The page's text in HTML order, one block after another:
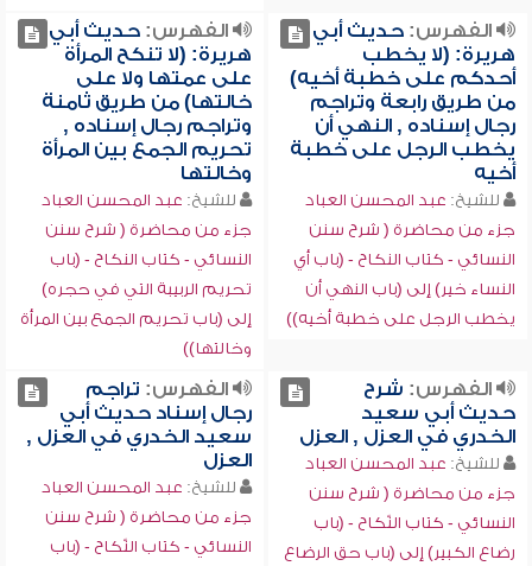
الفهرس:حديث أبي
هريرة: (لا يخطب
أحدكم على خطبة أخيه)
من طريق رابعة وتراجم
رجال إسناده , النهي أن
يخطب الرجل على خطبة
أخيه
للشيخ: عبد المحسن العباد
جزء من محاضرة ( شرح سنن
النسائي - كتاب النكاح - (باب أي
النساء خير) إلى (باب النهي أن
يخطب الرجل على خطبة أخيه))
الفهرس:حديث أبي
هريرة: (لا تنكح المرأة
على عمتها ولا على
خالتها) من طريق ثامنة
وتراجم رجال إسناده ,
تحريم الجمع بين المرأة
وخالتها
للشيخ: عبد المحسن العباد
جزء من محاضرة ( شرح سنن
النسائي - كتاب النكاح - (باب
تحريم الربيبة التي في حجره)
إلى (باب تحريم الجمع بين المرأة
وخالتها))
الفهرس: شرح
حديث أبي سعيد
الخدري في العزل , العزل
للشيخ: عبد المحسن العباد
جزء من محاضرة ( شرح سنن
النسائي - كتاب النّكاح - (باب
رضاع الكبير) إلى (باب حق الرضاع
الفهرس: تراجم
رجال إسناد حديث أبي
سعيد الخدري في العزل ,
العزل
للشيخ: عبد المحسن العباد
جزء من محاضرة ( شرح سنن
النسائي - كتاب النّكاح - (باب